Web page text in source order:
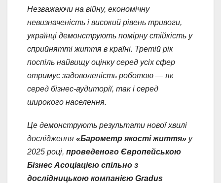
Незважаючи на війну, економічну
невизначеність і високий рівень тривоги,
українці демонструють помірну стійкість у
сприйнятті життя в країні. Третій рік
поспіль найвищу оцінку серед усіх сфер
отримує задоволеність роботою — як
серед бізнес-аудиторії, так і серед
широкого населення.
Це демонструють результати нової хвилі
дослідження «Барометр якості життя» у
2025 році, проведеного Європейською
Бізнес Асоціацією спільно з
дослідницькою компанією Gradus